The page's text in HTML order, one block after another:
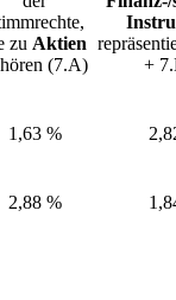
zu Aktien
(7.A)
+
1,63 %
2,88 %